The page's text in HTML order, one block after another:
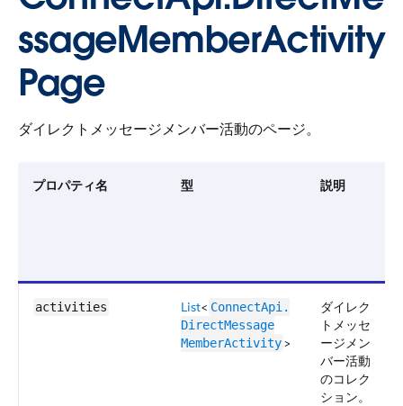
ssageMemberActivity
Page
ダイレクトメッセージメンバー活動のページ。
プロパティ名 型 説明
activities List< ConnectApi.​
DirectMessage​
MemberActivity>
ダイレク
トメッセ
ージメン
バー活動
のコレク
ション。